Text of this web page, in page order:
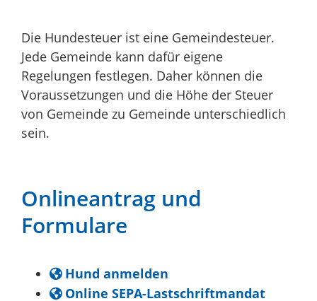
Die Hundesteuer ist eine Gemeindesteuer.
Jede Gemeinde kann dafür eigene
Regelungen festlegen. Daher können die
Voraussetzungen und die Höhe der Steuer
von Gemeinde zu Gemeinde unterschiedlich
sein.
Onlineantrag und
Formulare
Hund anmelden
Online SEPA-Lastschriftmandat